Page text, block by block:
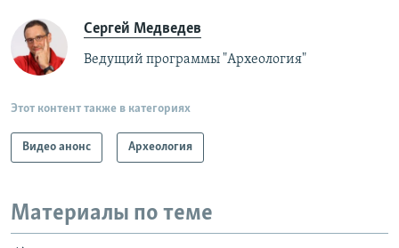
Сергей Медведев
Ведущий программы "Археология"
Этот контент также в категориях
Видео анонс Археология
Материалы по теме